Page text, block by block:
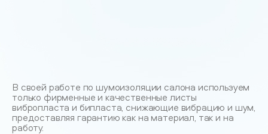
В своей работе по шумоизоляции салона используем
только фирменные и качественные листы
вибропласта и бипласта, снижающие вибрацию и шум,
предоставляя гарантию как на материал, так и на
работу.